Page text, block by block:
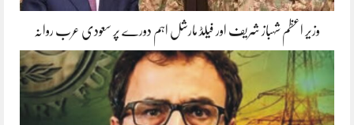
وزیر اعظم شہباز شریف اور فیلڈ مارشل اہم دورے پر سعودی عرب روانہ